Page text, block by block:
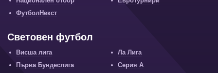
ФутболНекст
Световен футбол
Висша лига
Ла Лига
Първа Бундеслига
Серия А